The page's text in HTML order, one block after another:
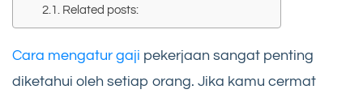
Related posts:
Cara mengatur gaji pekerjaan sangat penting
diketahui oleh setiap orang. Jika kamu cermat